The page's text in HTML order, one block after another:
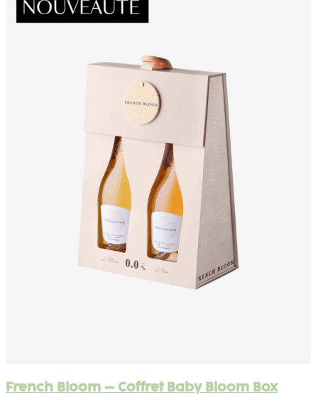
French Bloom – Coffret Baby Bloom Box